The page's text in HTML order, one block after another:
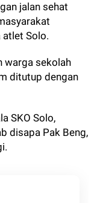
jalan sehat
atlet Solo.
warga sekolah
ditutup dengan
SKO Solo,
disapa Pak Beng,